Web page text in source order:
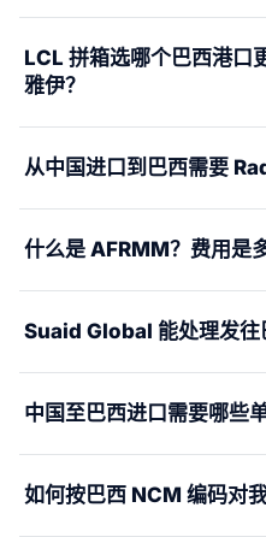
常为38-45天；宁波到伊塔
那瓜为40-50天。LCL 因集
Siscomex 进行的巴西清关
分配的海关通道（绿色通道
LCL 拼箱选哪个巴西港
雅伊？
国的最高频次 LCL 拼箱服
于圣卡塔琳娜州，根据该州
有优惠的 ICMS 税制，可降
整体到岸成本。正确的选择
编码、进口商注册所在州和
伴可以为两种方案进行测算
从中国进口到巴西需要
首次进口前完成 Radar
Limitado（每半年进口额
口的企业）、Ordinário（进
证明文件）和 Expresso（
道）。注册通过巴西联邦税
协助客户完成 Radar 申请流
什么是 AFRMM？费用是
Marinha Mercante）是巴
进口货物按海运费的25%征
ANTAQ 管理的商船基金。
或航线如何均适用。它在清
纳。AFRMM 不适用于空运
Suaid Global 能处理发往
Radar Siscomex 注册，并
PIS/COFINS、ICMS 和
Global（Suaid LLC）是美
进口主体。在实际操作中，
中国至巴西进口需要哪些
箱单、海运提单或航空运单
产品需 ANVISA/INMETRO/
如何按巴西 NCM 编码对